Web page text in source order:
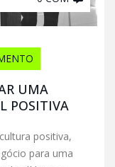
UMA
POSITIVA
positiva,
para uma